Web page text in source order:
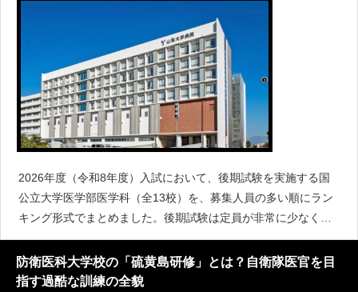
2026年度（令和8年度）入試において、後期試験を実施する国
公立大学医学部医学科（全13校）を、募集人員の多い順にラン
キング形式でまとめました。後期試験は定員が非常に少なく、
倍率も跳ね上がる超難関枠ですが、上位2校（山梨・奈良県立
医）は比較的大きな募集枠を維持しています。2026年
防衛医科大学校の「硫黄島研修」とは？自衛隊医官を目
指す過酷な訓練の全貌